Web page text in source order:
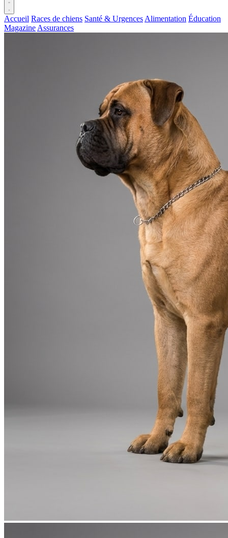
Accueil Races de chiens Santé & Urgences Alimentation Éducation
Magazine Assurances